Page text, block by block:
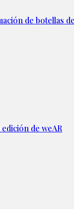
de botellas
de weAR